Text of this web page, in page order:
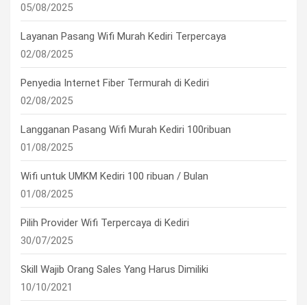
05/08/2025
Layanan Pasang Wifi Murah Kediri Terpercaya
02/08/2025
Penyedia Internet Fiber Termurah di Kediri
02/08/2025
Langganan Pasang Wifi Murah Kediri 100ribuan
01/08/2025
Wifi untuk UMKM Kediri 100 ribuan / Bulan
01/08/2025
Pilih Provider Wifi Terpercaya di Kediri
30/07/2025
Skill Wajib Orang Sales Yang Harus Dimiliki
10/10/2021